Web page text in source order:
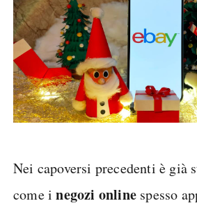
Nei capoversi precedenti è già
come inegozi online spesso